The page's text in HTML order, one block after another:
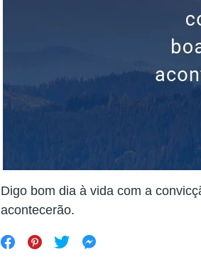
Digo bom dia à vida com a
acontecerão.